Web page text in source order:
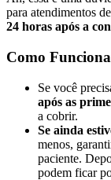
para atendimentos
24 horas após a
Como
Se você
após as
a cobrir.
Se ainda
menos,
paciente.
podem ficar